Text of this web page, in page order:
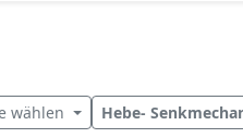
wählen Hebe-